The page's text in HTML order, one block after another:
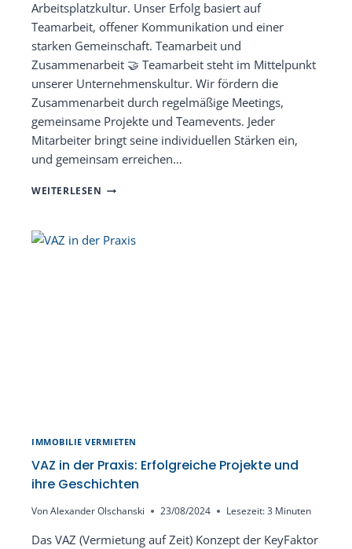
Arbeitsplatzkultur. Unser Erfolg basiert auf
Teamarbeit, offener Kommunikation und einer
starken Gemeinschaft. Teamarbeit und
Zusammenarbeit 🤝 Teamarbeit steht im Mittelpunkt
unserer Unternehmenskultur. Wir fördern die
Zusammenarbeit durch regelmäßige Meetings,
gemeinsame Projekte und Teamevents. Jeder
Mitarbeiter bringt seine individuellen Stärken ein,
und gemeinsam erreichen…
WEITERLESEN ARBEITSPLATZKULTUR
ARBEITEN
IMMOBILIE VERMIETEN
VAZ in der Praxis: Erfolgreiche Projekte und
ihre Geschichten
VonAlexander Olschanski 23/08/2024 Lesezeit:3 Minuten
Das VAZ (Vermietung auf Zeit) Konzept der KeyFaktor